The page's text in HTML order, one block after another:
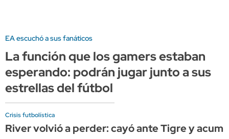
EA escuchó a sus fanáticos
La función que los gamers estaban
esperando: podrán jugar junto a sus
estrellas del fútbol
Crisis futbolística
River volvió a perder: cayó ante Tigre y